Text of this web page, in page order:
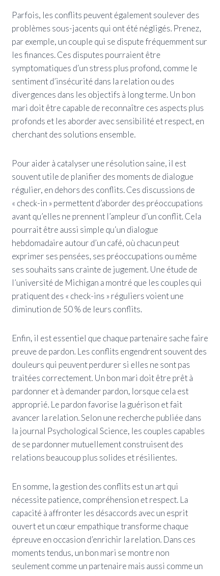
Parfois, les conflits peuvent également soulever des
problèmes sous-jacents qui ont été négligés. Prenez,
par exemple, un couple qui se dispute fréquemment sur
les finances. Ces disputes pourraient être
symptomatiques d’un stress plus profond, comme le
sentiment d’insécurité dans la relation ou des
divergences dans les objectifs à long terme. Un bon
mari doit être capable de reconnaître ces aspects plus
profonds et les aborder avec sensibilité et respect, en
cherchant des solutions ensemble.
Pour aider à catalyser une résolution saine, il est
souvent utile de planifier des moments de dialogue
régulier, en dehors des conflits. Ces discussions de
« check-in » permettent d’aborder des préoccupations
avant qu’elles ne prennent l’ampleur d’un conflit. Cela
pourrait être aussi simple qu’un dialogue
hebdomadaire autour d’un café, où chacun peut
exprimer ses pensées, ses préoccupations ou même
ses souhaits sans crainte de jugement. Une étude de
l’université de Michigan a montré que les couples qui
pratiquent des « check-ins » réguliers voient une
diminution de 50 % de leurs conflits.
Enfin, il est essentiel que chaque partenaire sache faire
preuve de pardon. Les conflits engendrent souvent des
douleurs qui peuvent perdurer si elles ne sont pas
traitées correctement. Un bon mari doit être prêt à
pardonner et à demander pardon, lorsque cela est
approprié. Le pardon favorise la guérison et fait
avancer la relation. Selon une recherche publiée dans
la journal Psychological Science, les couples capables
de se pardonner mutuellement construisent des
relations beaucoup plus solides et résilientes.
En somme, la gestion des conflits est un art qui
nécessite patience, compréhension et respect. La
capacité à affronter les désaccords avec un esprit
ouvert et un cœur empathique transforme chaque
épreuve en occasion d’enrichir la relation. Dans ces
moments tendus, un bon mari se montre non
seulement comme un partenaire mais aussi comme un